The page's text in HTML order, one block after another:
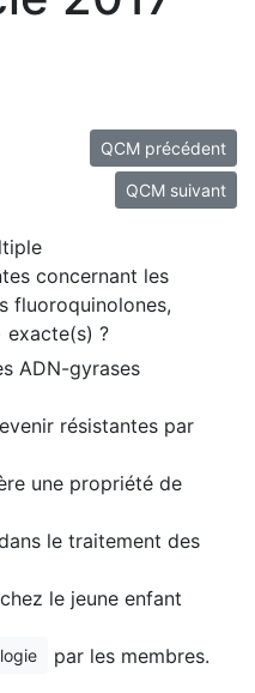
QCM précédent
QCM suivant
concernant les
fluoroquinolones,
exacte(s) ?
ADN-gyrases
résistantes par
une propriété de
le traitement des
le jeune enfant
par les membres.